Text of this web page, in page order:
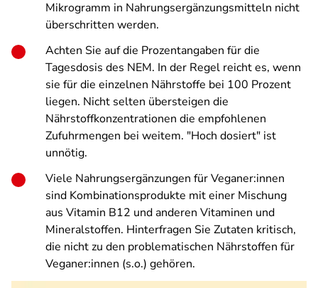
Mikrogramm in Nahrungsergänzungsmitteln nicht
überschritten werden.
Achten Sie auf die Prozentangaben für die
Tagesdosis des NEM. In der Regel reicht es, wenn
sie für die einzelnen Nährstoffe bei 100 Prozent
liegen. Nicht selten übersteigen die
Nährstoffkonzentrationen die empfohlenen
Zufuhrmengen bei weitem. "Hoch dosiert" ist
unnötig.
Viele Nahrungsergänzungen für Veganer:innen
sind Kombinationsprodukte mit einer Mischung
aus Vitamin B12 und anderen Vitaminen und
Mineralstoffen. Hinterfragen Sie Zutaten kritisch,
die nicht zu den problematischen Nährstoffen für
Veganer:innen (s.o.) gehören.